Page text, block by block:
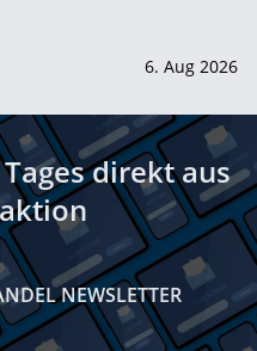
6. Aug 2026
direkt aus
NEWSLETTER